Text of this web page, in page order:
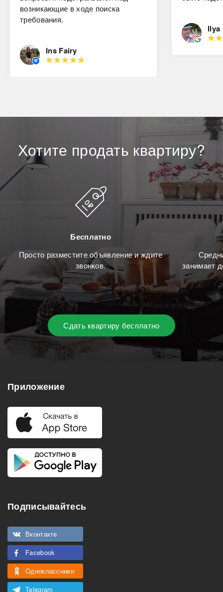
возникающие в ходе поиска
требования.
Ins Fairy
Ilya
Хотите продать квартиру?
Бесплатно
Просто разместите объявление и ждите
звонков.
занимает
Сдать квартиру бесплатно
Приложение
Подписывайтесь
Вконтакте
Facebook
Одноклассники
Telegram